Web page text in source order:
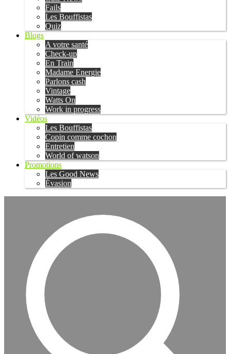
Fails
Les Bouffistas
Quiz
Blogs
A votre santé
Check-up
En Train
Madame Energie
Parlons cash
Vintage
Watts On
Work in progress
Vidéos
Les Bouffistas
Copin comme cochon
Entretien
World of watson
Promotions
Les Good News
Évasion